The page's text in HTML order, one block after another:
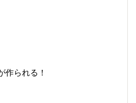
作られる！